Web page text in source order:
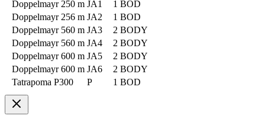
Doppelmayr 250 m JA1
1 BOD
Doppelmayr 256 m JA2
1 BOD
Doppelmayr 560 m JA3
2 BODY
Doppelmayr 560 m JA4
2 BODY
Doppelmayr 600 m JA5
2 BODY
Doppelmayr 600 m JA6
2 BODY
Tatrapoma P300
P 1 BOD